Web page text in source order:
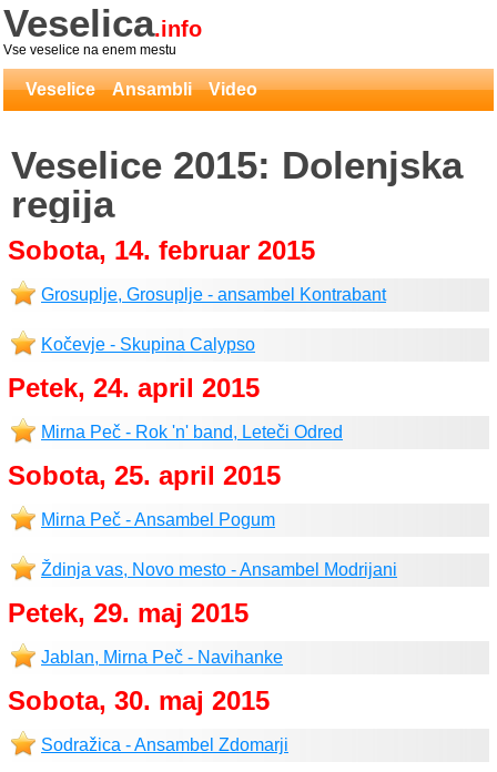
Veselica.info
Vse veselice na enem mestu
Veselice Ansambli Video
Veselice 2015: Dolenjska
regija
Sobota, 14. februar 2015
Grosuplje, Grosuplje - ansambel Kontrabant
Kočevje - Skupina Calypso
Petek, 24. april 2015
Mirna Peč - Rok 'n' band, Leteči Odred
Sobota, 25. april 2015
Mirna Peč - Ansambel Pogum
Ždinja vas, Novo mesto - Ansambel Modrijani
Petek, 29. maj 2015
Jablan, Mirna Peč - Navihanke
Sobota, 30. maj 2015
Sodražica - Ansambel Zdomarji